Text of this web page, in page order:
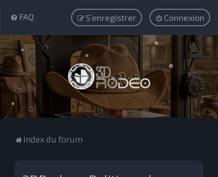
FAQ Connexion
S’enregistrer
Index du forum